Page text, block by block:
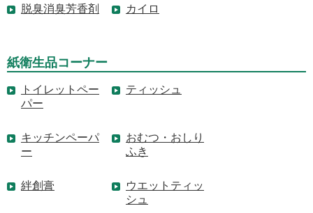
脱臭消臭芳香剤 カイロ
紙衛生品コーナー
トイレットペー
パー
ティッシュ
キッチンペーパ
ー
おむつ・おしり
ふき
絆創膏
ウエットティッ
シュ